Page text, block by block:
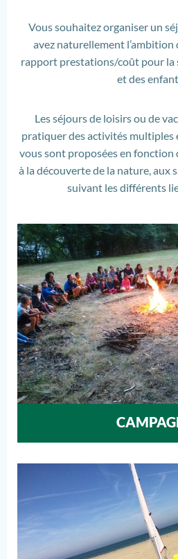
Vous souhaitez organiser un
avez naturellement
rapport prestations/coût pour la
et des
Les séjours de loisirs ou de
pratiquer des activités multiples
vous sont proposées en fonction
à la découverte de la nature, aux
suivant les différents